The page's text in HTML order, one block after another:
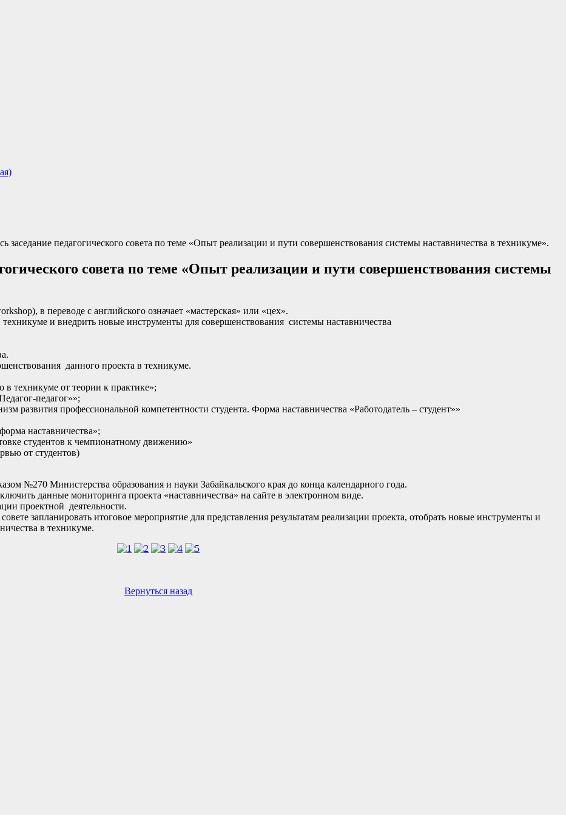
заседание педагогического совета по теме «Опыт реализации и пути совершенствования системы наставничества в техникуме».
совета по теме «Опыт реализации и пути совершенствования системы
в переводе с английского означает «мастерская» или «цех».
и внедрить новые инструменты для совершенствования системы наставничества
данного проекта в техникуме.
техникуме от теории к практике»;
педагог»»;
профессиональной компетентности студента. Форма наставничества «Работодатель – студент»»
наставничества»;
студентов к чемпионатному движению»
от студентов)
№270 Министерства образования и науки Забайкальского края до конца календарного года.
данные мониторинга проекта «наставничества» на сайте в электронном виде.
проектной деятельности.
запланировать итоговое мероприятие для представления результатам реализации проекта, отобрать новые инструменты и
в техникуме.
Вернуться назад